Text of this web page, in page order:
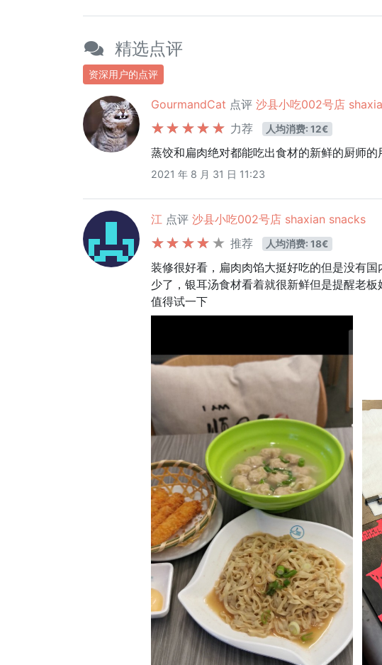
精选点评
资深用户的点评
GourmandCat 点评 沙县小吃002号店
力荐
人均消费: 12€
蒸饺和扁肉绝对都能吃出食材的新鲜的厨师的
2021 年 8 月 31 日 11:23
江 点评 沙县小吃002号店 shaxian snacks
推荐
人均消费: 18€
装修很好看，扁肉肉馅大挺好吃的但是没有
少了，银耳汤食材看着就很新鲜但是提醒老
值得试一下